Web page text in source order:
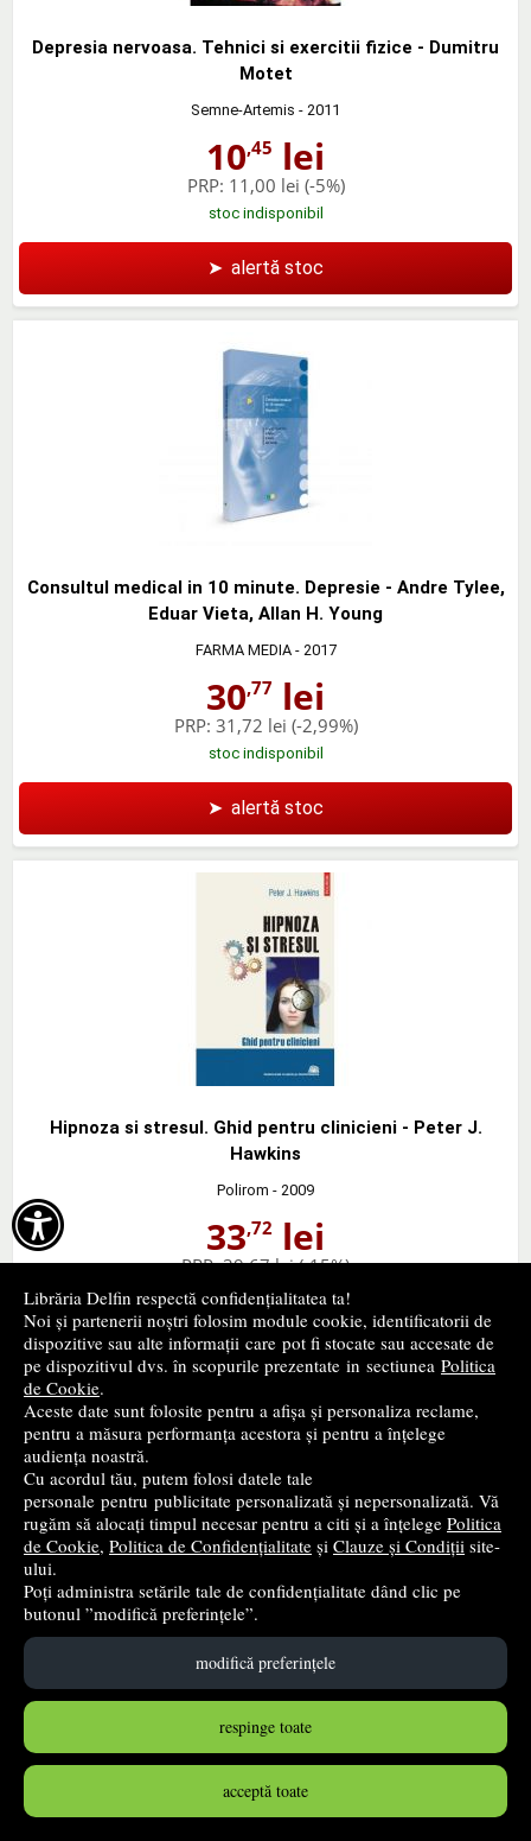

Librăria Delfin respectă confidențialitatea ta!
Noi și partenerii noștri folosim module cookie, identificatorii de
dispozitive sau alte informații care pot fi stocate sau accesate de
pe dispozitivul dvs. în scopurile prezentate in sectiunea Politica
de Cookie.
Aceste date sunt folosite pentru a afișa și personaliza reclame,
pentru a măsura performanța acestora și pentru a înțelege
audiența noastră.
Cu acordul tău, putem folosi datele tale
personale pentru publicitate personalizată și nepersonalizată. Vă
rugăm să alocați timpul necesar pentru a citi și a înțelege Politica
de Cookie, Politica de Confidențialitate și Clauze și Condiții site-
ului.
Poți administra setările tale de confidențialitate dând clic pe
butonul ”modifică preferințele”.
modifică preferințele
respinge toate
acceptă toate
Depresia nervoasa. Tehnici si exercitii fizice - Dumitru
Motet
Semne-Artemis - 2011
10,45 lei
PRP: 11,00 lei (-5%)
stoc indisponibil
➤ alertă stoc
Consultul medical in 10 minute. Depresie - Andre Tylee,
Eduar Vieta, Allan H. Young
FARMA MEDIA- 2017
30,77 lei
PRP: 31,72 lei (-2,99%)
stoc indisponibil
➤ alertă stoc
Hipnoza si stresul. Ghid pentru clinicieni - Peter J.
Hawkins
Polirom - 2009
33,72 lei
PRP:39,67 lei (-15%)
stoc indisponibil
➤ alertă stoc
Tratat de psihodiagnostic al personalitatii - Dragos
Iliescu, Coralia Sulea
Polirom- 2015
58,41lei
68,72 lei